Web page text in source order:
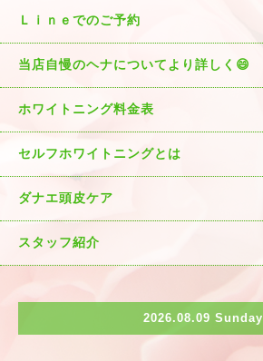
Ｌｉｎｅでのご予約
当店自慢のヘナについてより詳しく😄
ホワイトニング料金表
セルフホワイトニングとは
ダナエ頭皮ケア
スタッフ紹介
2026.08.09 Sunday